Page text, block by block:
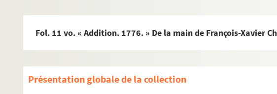
Fol. 11 vo. « Addition. 1776. » De la main de François-Xavier
Présentation globale de la collection
Ms Chiflet 176. Jo. Jac. Chifletii Miscellanea numismatica et archeologica
Ms Chiflet 177. Notes héraldiques relevées en Espagne et aux Pays-Bas, par
Ms Chiflet 180. « Laurentii Chifletii, in suprema Burgundiae curia senatoris,